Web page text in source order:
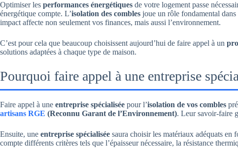
Optimiser les performances énergétiques de votre logement passe
énergétique compte. L’isolation des combles joue un rôle fondamental
impact affecte non seulement vos finances, mais aussi l’environnement.
C’est pour cela que beaucoup choisissent aujourd’hui de faire appel à un
solutions adaptées à chaque type de maison.
Pourquoi faire appel à une entreprise
Faire appel à une entreprise spécialisée pour l’isolation de vos combles
artisans RGE (Reconnu Garant de l’Environnement). Leur savoir-faire
Ensuite, une entreprise spécialisée saura choisir les matériaux adéquats en
compte différents critères tels que l’épaisseur nécessaire, la résistance